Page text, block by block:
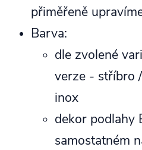
přiměřeně
Barva:
dle zvolené
verze - stříbro
inox
dekor podlahy
samostatném